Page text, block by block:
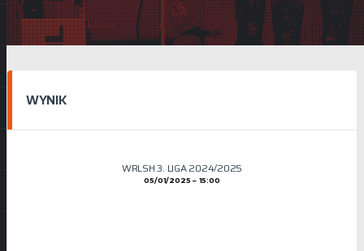
WYNIK
WRLSH 3. LIGA 2024/2025
05/01/2025 15:00